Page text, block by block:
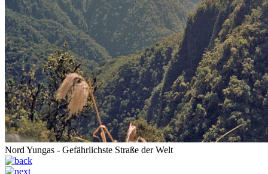
Nord Yungas - Gefährlichste Straße der Welt